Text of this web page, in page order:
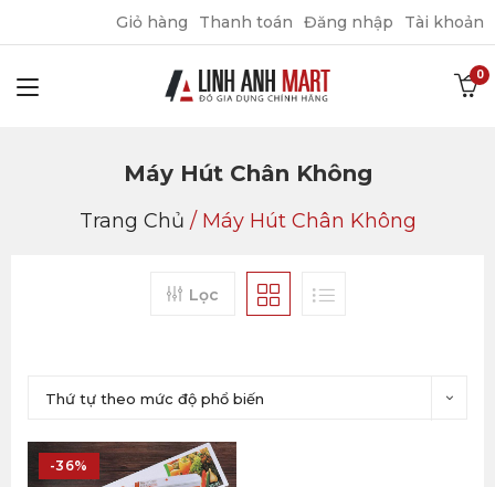
Giỏ hàng Thanh toán Đăng nhập Tài khoản
Máy Hút Chân Không
Trang Chủ / Máy Hút Chân Không
Lọc
Thứ tự theo mức độ phổ biến
-36%